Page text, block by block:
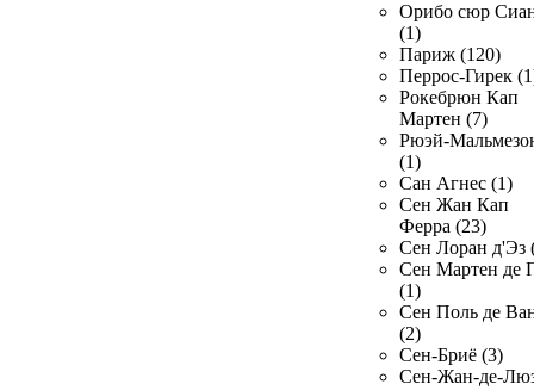
Орибо сюр
(1)
Париж (120)
Перрос-Гирек
Рокебрюн Кап
Мартен (7)
Рюэй-
(1)
Сан Агнес (1)
Сен Жан Кап
Ферра (23)
Сен Лоран д'Эз
Сен Мартен де
(1)
Сен Поль де
(2)
Сен-Бриё (3)
Сен-Жан-де-